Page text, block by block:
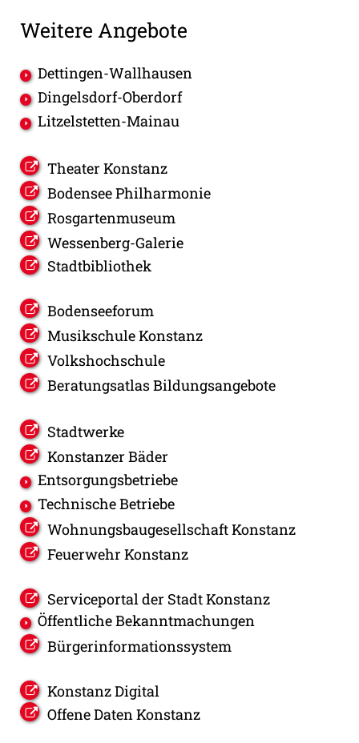
Weitere Angebote
Dettingen-Wallhausen
Dingelsdorf-Oberdorf
Litzelstetten-Mainau
Theater Konstanz
Bodensee Philharmonie
Rosgartenmuseum
Wessenberg-Galerie
Stadtbibliothek
Bodenseeforum
Musikschule Konstanz
Volkshochschule
Beratungsatlas Bildungsangebote
Stadtwerke
Konstanzer Bäder
Entsorgungsbetriebe
Technische Betriebe
Wohnungsbaugesellschaft Konstanz
Feuerwehr Konstanz
Serviceportal der Stadt Konstanz
Öffentliche Bekanntmachungen
Bürgerinformationssystem
Konstanz Digital
Offene Daten Konstanz